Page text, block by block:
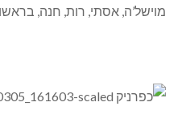
מוישל’ה, אסתי, רות, חנה,